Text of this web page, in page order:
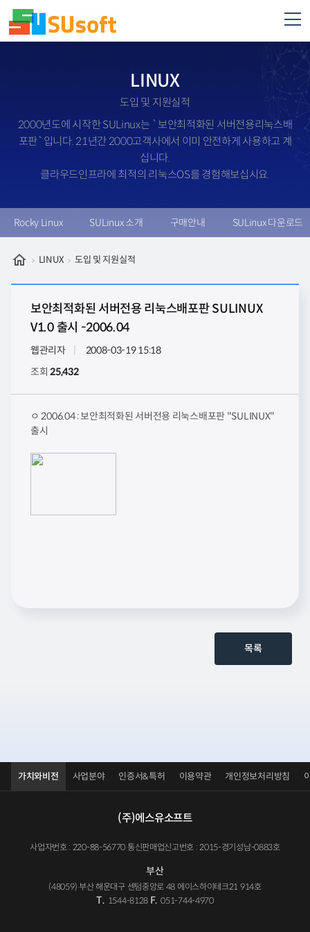
LINUX
도입 및 지원실적
2000년도에 시작한 SULinux는 `보안최적화된 서버전용리눅스배
포판`입니다. 21년간 2000고객사에서 이미 안전하게 사용하고 계
십니다.
클라우드인프라에 최적의 리눅스OS를 경험해보십시요.
Rocky Linux SULinux 소개 구매안내 SULinux 다운로드
LINUX 도입 및 지원실적
보안최적화된 서버전용 리눅스배포판 SULINUX
V1.0 출시 -2006.04
웹관리자
2008-03-19 15:18
조회25,432
ㅇ 2006.04 : 보안최적화된 서버전용 리눅스배포판 "SULINUX"
출시
목록
가치와비전 사업분야 인증서&특허 이용약관 개인정보처리방침
(주)에스유소프트
사업자번호 : 220-88-56770 통신판매업신고번호 : 2015-경기성남-0883호
부산
(48059) 부산 해운대구 센텀중앙로 48 에이스하이테크21 914호
T. 1544-8128 F. 051-744-4970